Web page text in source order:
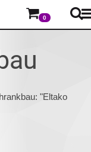
0
"Eltako